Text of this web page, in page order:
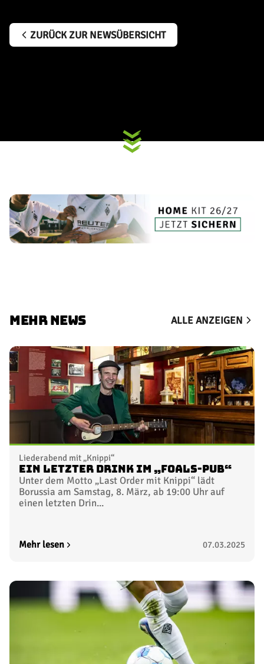
ZURÜCK ZUR NEWSÜBERSICHT
MEHR NEWS ALLE ANZEIGEN
Liederabend mit „Knippi“
Ein letzter Drink im „Foals-Pub“
Unter dem Motto „Last Order mit Knippi“ lädt
Borussia am Samstag, 8. März, ab 19:00 Uhr auf
einen letzten Drin...
Mehr lesen 07.03.2025